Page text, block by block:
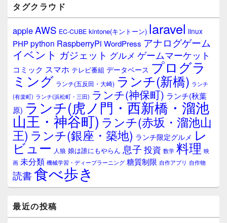
ウ
ィ
ジ
ェ
ア
タグクラウド
appleAWS EC-CUBE kintone(キントーン) laravel linux
PHPpython RaspberryPi WordPress アナログゲーム
イベント ガジェット グルメ ゲームマーケット
コミック スマホ テレビ番組 データベース プログラ
ミング ランチ(五反田・大崎) ランチ(新橋) ランチ
(有楽町) ランチ(浜松町・三田) ランチ(神保町) ランチ(秋葉
原) ランチ(虎ノ門・西新橋・溜池
山王・神谷町) ランチ(赤坂・溜池山
王) ランチ(銀座・築地) ランチ限定グルメ レ
ビュー 人狼 娘は誰にもやらん 息子 投資 数学 料理 映
画 未分類 機械学習・ディープラーニング 糖質制限 自作アプリ 自作物
読書食べ歩き
最近の投稿